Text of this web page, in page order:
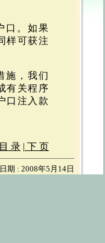
口。如果
样可获注
施，我们
有关程序
口注入款
目 录 | 下 页
期 : 2008年5月14日